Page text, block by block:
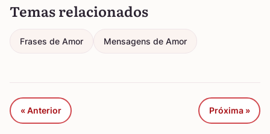
Temas relacionados
Frases de Amor Mensagens de Amor
« Anterior Próxima »